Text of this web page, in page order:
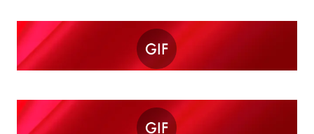
中国养老床位“三连降”
27岁女子成组织卖淫集团主犯被通缉